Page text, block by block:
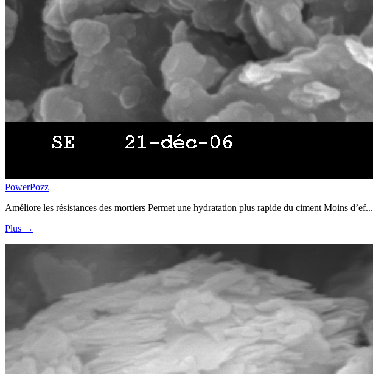
PowerPozz
Améliore les résistances des mortiers Permet une hydratation plus rapide du ciment Moins d’ef...
Plus →